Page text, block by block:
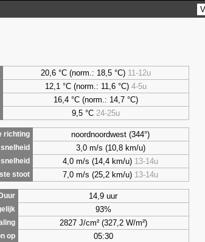
20,6 °C (norm.: 18,5 °C) 11-12u
12,1 °C (norm.: 11,6 °C) 4-5u
16,4 °C (norm.: 14,7 °C)
9,5°C 24-25u
richting
noordnoordwest (344°)
3,0 m/s (10,8 km/u)
4,0 m/s (14,4 km/u) 13-14u
stoot 7,0 m/s (25,2 km/u) 13-14u
Duur
14,9 uur
93%
2827 J/cm² (327,2 W/m²)
op 05:30